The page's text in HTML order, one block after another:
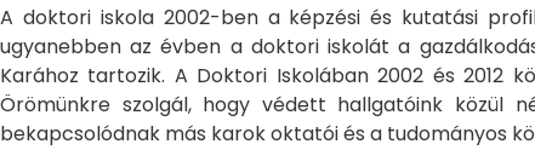
A doktori iskola 2002-ben a képzési és kutatási
ugyanebben az évben a doktori iskolát a
Karához tartozik. A Doktori Iskolában 2002 és 2012
Örömünkre szolgál, hogy védett hallgatóink közül
bekapcsolódnak más karok oktatói és a tudományos